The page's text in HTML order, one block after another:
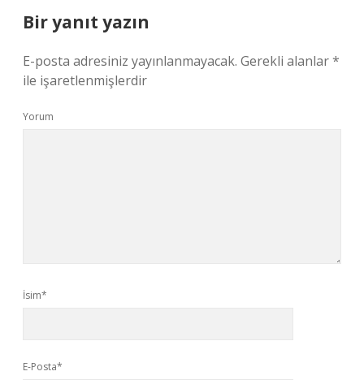
Bir yanıt yazın
E-posta adresiniz yayınlanmayacak. Gerekli alanlar*
ile işaretlenmişlerdir
Yorum
İsim*
E-Posta*